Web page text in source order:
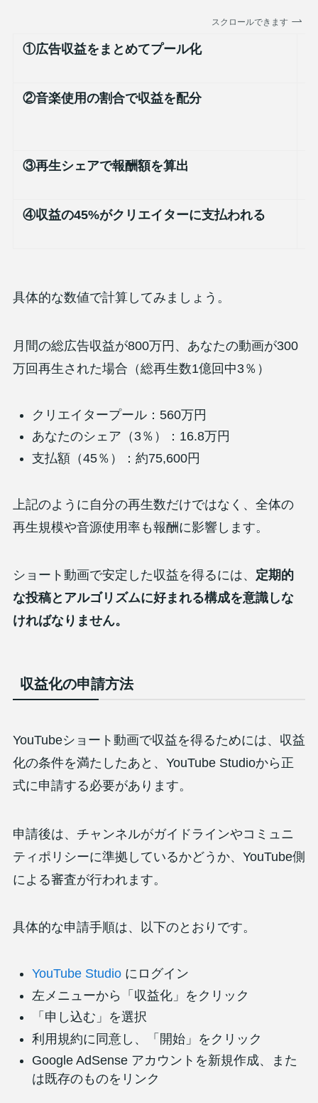
スクロールできます
①広告収益をまとめてプール化
②音楽使用の割合で収益を配分
③再生シェアで報酬額を算出
④収益の45%がクリエイターに支払われる
具体的な数値で計算してみましょう。
月間の総広告収益が800万円、あなたの動画が300
万回再生された場合（総再生数1億回中3％）
クリエイタープール：560万円
あなたのシェア（3％）：16.8万円
支払額（45％）：約75,600円
上記のように自分の再生数だけではなく、全体の
再生規模や音源使用率も報酬に影響します。
ショート動画で安定した収益を得るには、 定期的
な投稿とアルゴリズムに好まれる構成を意識しな
ければなりません。
収益化の申請方法
YouTubeショート動画で収益を得るためには、収益
化の条件を満たしたあと、YouTube Studioから正
式に申請する必要があります。
申請後は、チャンネルがガイドラインやコミュニ
ティポリシーに準拠しているかどうか、YouTube側
による審査が行われます。
具体的な申請手順は、以下のとおりです。
YouTube Studioにログイン
左メニューから「収益化」をクリック
「申し込む」を選択
利用規約に同意し、「開始」をクリック
Google AdSense アカウントを新規作成、また
は既存のものをリンク